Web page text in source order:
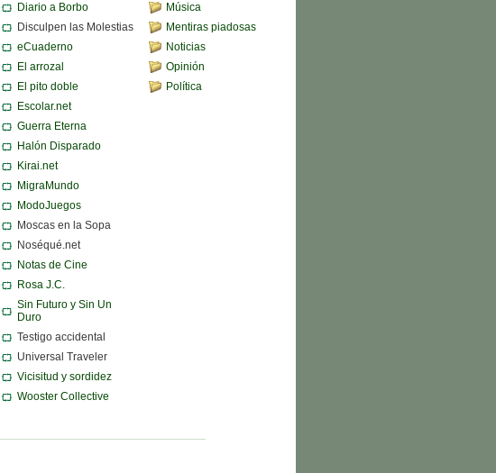
Diario a Borbo
Disculpen las Molestias
eCuaderno
El arrozal
El pito doble
Escolar.net
Guerra Eterna
Halón Disparado
Kirai.net
MigraMundo
ModoJuegos
Moscas en la Sopa
Noséqué.net
Notas de Cine
Rosa J.C.
Sin Futuro y Sin Un
Duro
Testigo accidental
Universal Traveler
Vicisitud y sordidez
Wooster Collective
Música
Mentiras piadosas
Noticias
Opinión
Política